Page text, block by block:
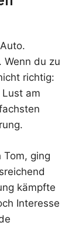
Wenn du zu
richtig:
am
Tom, ging
kämpfte
Interesse